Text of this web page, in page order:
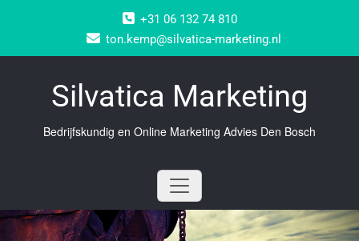
+31 06 132 74 810
ton.kemp@silvatica-marketing.nl
Silvatica Marketing
Bedrijfskundig en Online Marketing Advies Den Bosch